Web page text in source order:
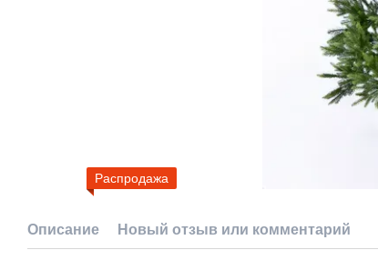
Распродажа
Описание Новый отзыв или комментарий